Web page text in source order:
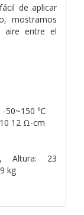
de aplicar
mostramos
aire entre el
-50~150 ℃
12 Ω-cm
Altura: 23
kg